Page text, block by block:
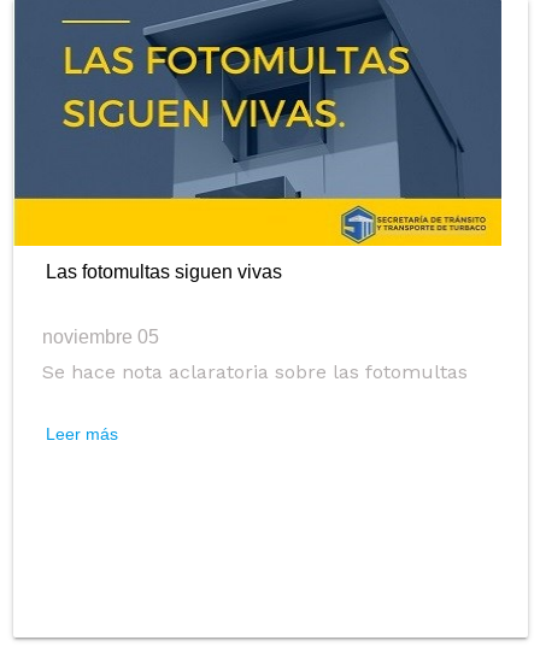
Las fotomultas siguen vivas
noviembre 05
Se hace nota aclaratoria sobre las fotomultas
Leer más